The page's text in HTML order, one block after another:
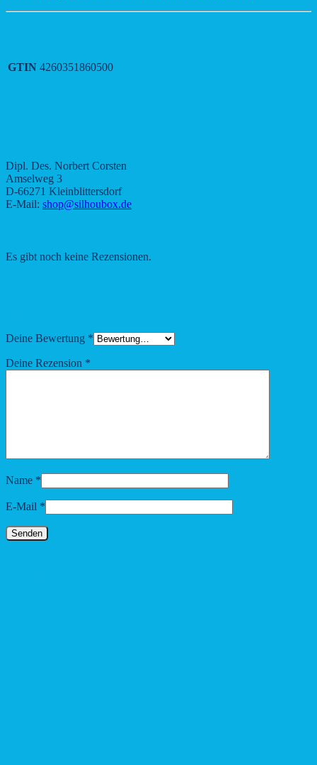
GTIN 4260351860500
Dipl. Des. Norbert Corsten
Amselweg 3
D-66271 Kleinblittersdorf
E-Mail: shop@silhoubox.de
Es gibt noch keine Rezensionen.
Deine Bewertung *
Deine Rezension *
Name *
E-Mail *